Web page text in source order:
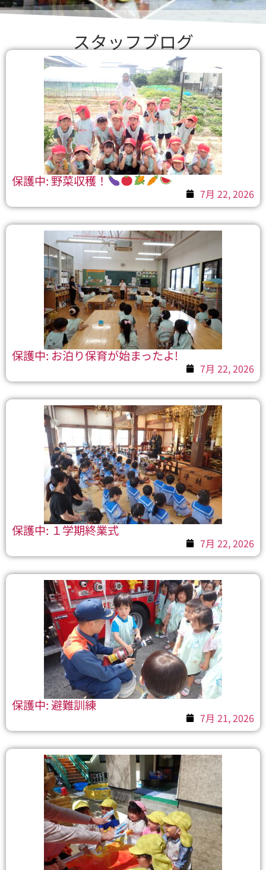
スタッフブログ
保護中: 野菜収穫！
7月 22, 2026
保護中: お泊り保育が始まったよ!
7月 22, 2026
保護中: １学期終業式
7月 22, 2026
保護中: 避難訓練
7月 21, 2026